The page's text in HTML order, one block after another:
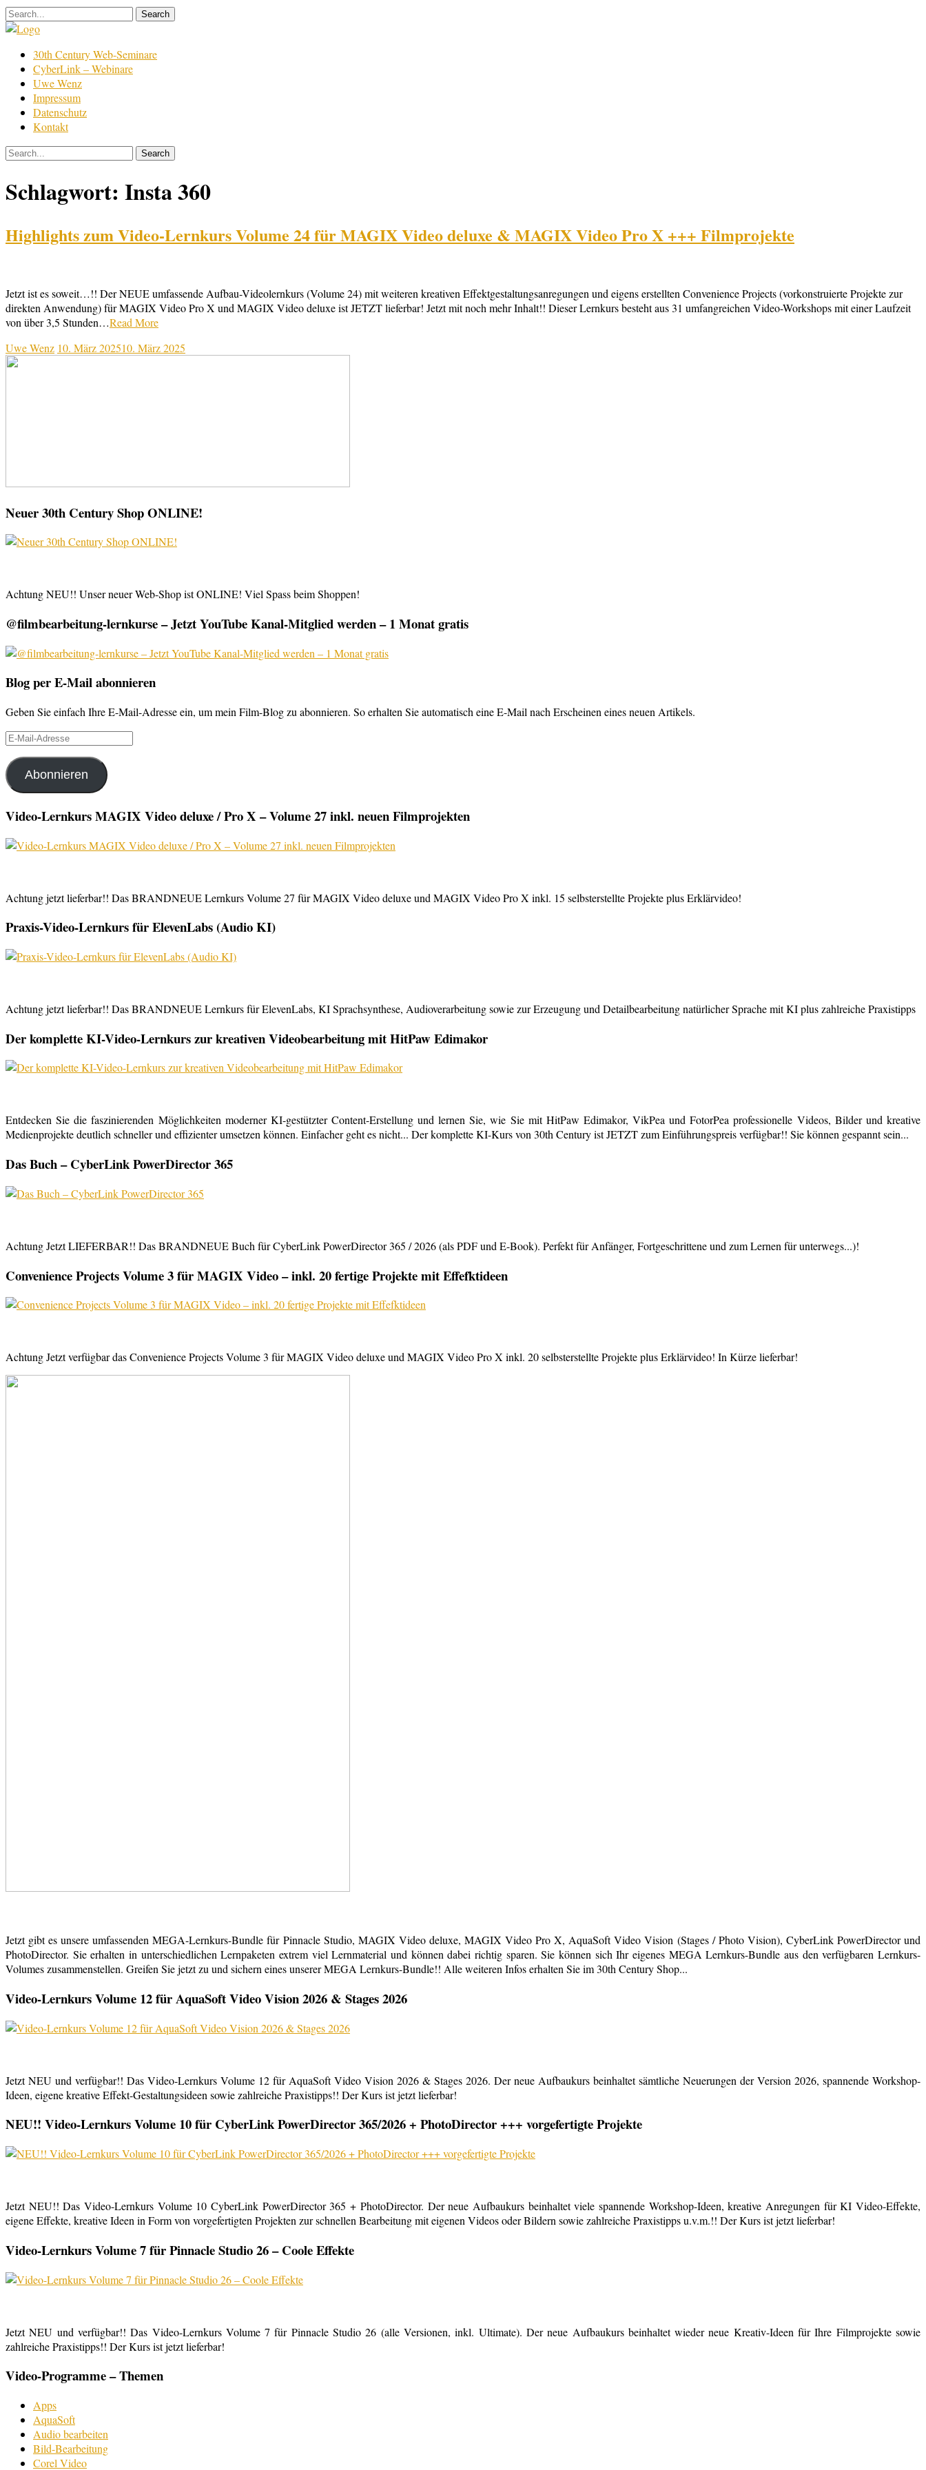
Skip
to
Film
Bearbeitung
30th Century Web-Seminare
CyberLink – Webinare
Uwe Wenz
Impressum
Datenschutz
Kontakt
Schlagwort: Insta 360
Highlights zum Video-Lernkurs Volume 24 für MAGIX Video deluxe & MAGIX Video Pro X +++ Filmprojekte
Jetzt ist es soweit…!! Der NEUE umfassende Aufbau-Videolernkurs (Volume 24) mit weiteren kreativen Effektgestaltungsanregungen und eigens erstellten Convenience Projects (vorkonstruierte Projekte zur
direkten Anwendung) für MAGIX Video Pro X und MAGIX Video deluxe ist JETZT lieferbar! Jetzt mit noch mehr Inhalt!! Dieser Lernkurs besteht aus 31 umfangreichen Video-Workshops mit einer Laufzeit
von über 3,5 Stunden…Read More
Uwe Wenz 10. März 202510. März 2025
Neuer 30th Century Shop ONLINE!
Achtung NEU!! Unser neuer Web-Shop ist ONLINE! Viel Spass beim Shoppen!
@filmbearbeitung-lernkurse – Jetzt YouTube Kanal-Mitglied werden – 1 Monat gratis
Blog per E-Mail abonnieren
Geben Sie einfach Ihre E-Mail-Adresse ein, um mein Film-Blog zu abonnieren. So erhalten Sie automatisch eine E-Mail nach Erscheinen eines neuen Artikels.
E-
Adresse
Abonnieren
Video-Lernkurs MAGIX Video deluxe / Pro X – Volume 27 inkl. neuen Filmprojekten
Achtung jetzt lieferbar!! Das BRANDNEUE Lernkurs Volume 27 für MAGIX Video deluxe und MAGIX Video Pro X inkl. 15 selbsterstellte Projekte plus Erklärvideo!
Praxis-Video-Lernkurs für ElevenLabs (Audio KI)
Achtung jetzt lieferbar!! Das BRANDNEUE Lernkurs für ElevenLabs, KI Sprachsynthese, Audioverarbeitung sowie zur Erzeugung und Detailbearbeitung natürlicher Sprache mit KI plus zahlreiche Praxistipps
Der komplette KI-Video-Lernkurs zur kreativen Videobearbeitung mit HitPaw Edimakor
Entdecken Sie die faszinierenden Möglichkeiten moderner KI-gestützter Content-Erstellung und lernen Sie, wie Sie mit HitPaw Edimakor, VikPea und FotorPea professionelle Videos, Bilder und kreative
Medienprojekte deutlich schneller und effizienter umsetzen können. Einfacher geht es nicht... Der komplette KI-Kurs von 30th Century ist JETZT zum Einführungspreis verfügbar!! Sie können gespannt sein...
Das Buch – CyberLink PowerDirector 365
Achtung Jetzt LIEFERBAR!! Das BRANDNEUE Buch für CyberLink PowerDirector 365 / 2026 (als PDF und E-Book). Perfekt für Anfänger, Fortgeschrittene und zum Lernen für unterwegs...)!
Convenience Projects Volume 3 für MAGIX Video – inkl. 20 fertige Projekte mit Effefktideen
Achtung Jetzt verfügbar das Convenience Projects Volume 3 für MAGIX Video deluxe und MAGIX Video Pro X inkl. 20 selbsterstellte Projekte plus Erklärvideo! In Kürze lieferbar!
Jetzt gibt es unsere umfassenden MEGA-Lernkurs-Bundle für Pinnacle Studio, MAGIX Video deluxe, MAGIX Video Pro X, AquaSoft Video Vision (Stages / Photo Vision), CyberLink PowerDirector und
PhotoDirector. Sie erhalten in unterschiedlichen Lernpaketen extrem viel Lernmaterial und können dabei richtig sparen. Sie können sich Ihr eigenes MEGA Lernkurs-Bundle aus den verfügbaren Lernkurs-
Volumes zusammenstellen. Greifen Sie jetzt zu und sichern eines unserer MEGA Lernkurs-Bundle!! Alle weiteren Infos erhalten Sie im 30th Century Shop...
Video-Lernkurs Volume 12 für AquaSoft Video Vision 2026 & Stages 2026
Jetzt NEU und verfügbar!! Das Video-Lernkurs Volume 12 für AquaSoft Video Vision 2026 & Stages 2026. Der neue Aufbaukurs beinhaltet sämtliche Neuerungen der Version 2026, spannende Workshop-
Ideen, eigene kreative Effekt-Gestaltungsideen sowie zahlreiche Praxistipps!! Der Kurs ist jetzt lieferbar!
NEU!! Video-Lernkurs Volume 10 für CyberLink PowerDirector 365/2026 + PhotoDirector +++ vorgefertigte Projekte
Jetzt NEU!! Das Video-Lernkurs Volume 10 CyberLink PowerDirector 365 + PhotoDirector. Der neue Aufbaukurs beinhaltet viele spannende Workshop-Ideen, kreative Anregungen für KI Video-Effekte,
eigene Effekte, kreative Ideen in Form von vorgefertigten Projekten zur schnellen Bearbeitung mit eigenen Videos oder Bildern sowie zahlreiche Praxistipps u.v.m.!! Der Kurs ist jetzt lieferbar!
Video-Lernkurs Volume 7 für Pinnacle Studio 26 – Coole Effekte
Jetzt NEU und verfügbar!! Das Video-Lernkurs Volume 7 für Pinnacle Studio 26 (alle Versionen, inkl. Ultimate). Der neue Aufbaukurs beinhaltet wieder neue Kreativ-Ideen für Ihre Filmprojekte sowie
zahlreiche Praxistipps!! Der Kurs ist jetzt lieferbar!
Video-Programme – Themen
Apps
AquaSoft
Audio bearbeiten
Bild-Bearbeitung
Corel Video